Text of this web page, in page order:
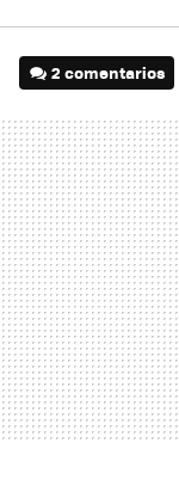
2 comentarios